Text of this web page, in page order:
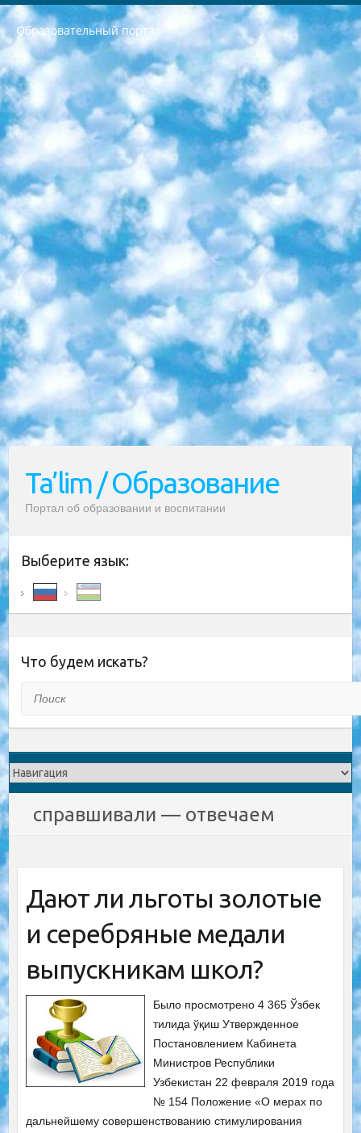
Образовательный портал
РЕСПУБЛИКА УЗБЕКИСТАН МИНИСТРЕРСТВО ДОШКОЛЬНОГО И ШКОЛЬНОГО ОБРАЗОВАНИЯ КОМАНДА в общеобразовательных учреждениях в 2023-2024 учебном году организация и проведение итоговой государственной аттестации обучающихся о Министра дошкольного и школьного образования Республики Узбекистан от 4 марта 2008 года (постановлением Минюста от 20 марта 2008 года № 1778 государственной регистрации) «Итоговое состояние учащихся общего среднего образования на основании положения об утверждении положения об аттестации общего среднего образования выпускной экзамен студентов в образовательных учреждениях в 2023-2024 учебном году В целях организации и прохождения аттестации приказываю: 1. Следующее: перечень предметов, по которым будет проводиться итоговая государственная аттестация и экзамен формы перевода согласно приложению 1; сертификаты международного образца, оценивающие уровень владения иностранными языками перечень согласно приложению 2; 2. Педагогический при специализированных образовательных учреждениях. научно-практический центр квалификации и международной оценки (Д.Давидова) 2024 г. До 25 марта: задания по предметам, по которым будет проводиться итоговая аттестация разработка и утверждение технических условий; итоговая аттестация на основании разработанного предметного задания разработка вопросов по предметам (устно и письменно), экзамен передача; общеобразовательные средние школы и специальные учебные заведения учащиеся выпускных классов школ и интернатов в агентской системе подготовка базы данных экзаменационных материалов и критериев оценки; перевод базы экзаменационных материалов на все языки обучения подать в Республиканский образовательный центр для изготовления; варианты экзаменов на основе разработанных контрольных материалов пусть будут поставлены задачи формирования. 3. Республиканский образовательный центр (Ш.Худайкулов) до 5 апреля 2024 года. до: база данных предоставленных экзаменационных материалов на все языки обучения перевод и экспертиза; для слепых, слабовидящих, глухих, слабослышащих и умственно отсталых детей учащиеся выпускных классов специализированных школ и школ-интернатов база данных экзаменационных материалов на всех преподаваемых языках подготовка критериев оценки; специализированные школы для умственно отсталых детей и технологии для учащихся выпускных классов школ-интернатов разработка соответствующих рекомендаций и критериев проведения ЕГЭ по естествознанию давать задания. 4. Педагогический при специализированных образовательных учреждениях. Научно-практический центр навыков и международной оценки (Д.Давидова), Республика образовательный центр (Худайкулов Ш.) итоговый государственный аттестационный экзамен ориентирован на творческое и логическое мышление при подготовке базы материалов учитывать введение заданий. 5. Следует отметить, что: сертификат государственного образца о знании общеобразовательного предмета и как минимум национальный уровень B1 по предметам на иностранных языках, указанным в Приложении 2. или международно признанный сертификат эквивалентного уровня студенты, изучающие определенный предмет, освобождаются от экзамена; по соответствующим предметам запланирована итоговая государственная аттестация за день до дня, путем жеребьевки Рабочей группой (в письменной форме по предметам, проводимым в форме) из числа сформированных вариантов выбрано 2 варианта; 2 выбранных варианта экзамена анонсированы на официальном сайте министерства и все выпускники по всей стране на основе этих вариантов проводит итоговую государственную аттестацию. 6. Государственное образование учащихся средних общеобразовательных учреждений. знания в соответствии с квалификационными требованиями, которые необходимо приобрести на основании стандартов итоговый (выпускной) контроль для 9 и 11 классов в целях тестирования Экзамены (далее – экзамены) состоят из предметов, перечисленных в приложении 1. будет сделано. 7. Экзамены пройдут с 26 мая по 15 июня 2024 г. (кроме науки физического воспитания). 8. Физическая для учащихся 9 классов общесредних образовательных учреждений. Экзамены по предмету «Образование, квалификация медицина» 1-6 мая 2024 года. сотрудники перевести под присмотр (с отклонениями в физическом или умственном развитии) специализированная школа для детей, школы-интернаты и со сколиозом школы-интернаты санаторного типа для больных детей исключены). 9. Он был слепым, слабовидящим и имел нарушения опорно-двигательного аппарата. экзамены в специализированных школах и интернатах для детей должны проводиться исходя из требований, предъявляемых к общеобразовательным учреждениям (физкультура кроме науки). 10. Специализированная школа для глухих и слабослышащих детей. и экзамены в интернатах и быть реализован в виде письменного теста по математике. 11. Специальность для умственно отсталых детей. Для 9 класса Родной язык и литературное письмо Государственный язык (язык обучения – узбекский). для неклассов) написано Математическое письмо Письменная/устная история Узбекистана Физическое воспитание практично Итоговый контроль Для 11 класса Написание родного языка и литературы (эссе) Математическое письмо Узбекский язык (обучение на узбекском языке) не посещающее общее среднее образование для учреждений)/Образовательное учреждение выбор письменный и устный Иностранный язык письменный/устный Письменная/устная история Узбекистана *По выбору студента:  Химия  Физика  Основы государственного права  География 10 бесплатных образовательных ресурсов - Мы составили подборку онлайн-проектов с интерактивными упражнениями, видеолекциями и статьями. Они помогут вам обрести новые и освежить старые знания бесплатно. 1. «ИНТУИТ» Старейшая образовательная площадка Рунета. Здесь вы найдёте сотни текстовых и видеокурсов на десятки различных тем — от программирования до психологии. Многие курсы подготовлены российскими университетами и крупными международными компаниями вроде Intel и Microsoft. Самостоятельное обучение бесплатное, но желающие могут оплатить услуги персональных наставников. 2. «Смартия» знакомит с актуальными профессиями и подсказывает, как им обучаться. Выбрав заинтересовавшую вас специальность — SMM-специалист, фотограф, веб-дизайнер или другую, — увидите список необходимых для неё умений. Чтобы вы могли освоить их самостоятельно, для каждого умения площадка отображает подборку ссылок на учебные материалы. Хотя «Смартия» ориентируется на русскоязычную аудиторию, часть контента всё же доступна только на английском. 3. «Лекторий Физтеха» Проект Московского физико-технического института (Физтеха). С его помощью вы можете смотреть онлайн серии лекций, записанные на видео в этом вузе. В числе доступных предметов — физика, биология, химия, информационные технологии и другие. К некоторым лекциям администрация ресурса прилагает готовые конспекты, которые можно скачивать в PDF-формате. 4. ITMOcourses Онлайн-площадка Санкт-Петербургского национального исследовательского университета информационных технологий, механики и оптики (ИТМО). Ресурс предоставляет свободный доступ к курсам, разработанным в этом вузе. Каталог материалов разбит на четыре категории: «Оптические системы и технологии», «Приборостроение и робототехника», «Информационные технологии» и «Биотехнологии». Курсы состоят из видеолекций, интерактивных демонстраций и заданий. 5. «КиберЛенинка» Электронная научная библиотека открытого доступа. Каталог площадки регулярно обрастает текстами статей из различных научных изданий. Сгруппированные по журналам и рубрикам публикации можно читать онлайн или скачивать целиком в PDF-формате. Проект нацелен на популяризацию науки за счёт открытого доступа к качественной информации. 6. «ПостНаука» На этом ресурсе публикуют подборки видеолекций, составленные экспертами из разных отраслей и объединённые общими темами. Среди них, к примеру, есть серии «Биоинформатика и геномика», «Культура средневековой Скандинавии» и Cinema Studies о теории кино. Каждая подборка лекций — логически связанная история, рассказанная экспертом от первого лица. Кроме того, на сайте появляются научно-образовательные статьи и тесты на разные темы. 7. «Newочём» Команда проекта «Newочём» отбирает самые интересные тексты из англоязычных СМИ и переводит те из них, за которые голосуют участники сообщества «ВКонтакте». По большей части это научно-популярные статьи. Редакторы придумывают лишь заголовки, в остальном содержание переводов соответствует оригиналам. Полные тексты можно читать прямо в социальной сети. 8. InternetUrok Онлайн-база материалов по основным дисциплинам школьной программы. Информация на сайте структурирована по классам, предметам и темам (урокам). Каждый урок состоит из видеолекций и конспектов. Есть также интерактивные тренажёры и тесты для закрепления пройденного материала. Даже если вы давно окончили школу, возможность повторить программу старших классов всегда может пригодиться. 9. Edutainme Ещё один ресурс об образовании. В отличие от Newtonew, как мне кажется, Edutainme больше ориентируется на представителей индустрии: педагогов, предпринимателей, разработчиков образовательных проектов. Но и любой, кто просто стремится к саморазвитию, найдёт на сайте много полезного и интересного для себя. Например, информацию о новых курсах и образовательных сервисах. 10. Newtonew Онлайн-медиа об образовании и обучении в широком смысле. Авторы Newtonew пишут об инструментах, заведениях, тактиках и стратегиях, которые помогают учить других и получать новые знания самостоятельно. На этой площадке вы найдёте новости, обзоры, аналитические мат
Ta’lim / Образование
Портал об образовании и воспитании
Выберите язык:
Что будем искать?
справшивали — отвечаем
Дают ли льготы золотые
и серебряные медали
выпускникам школ?
Было просмотрено 4 365 Ўзбек
тилида ўқиш Утвержденное
Постановлением Кабинета
Министров Республики
Узбекистан 22 февраля 2019 года
№ 154 Положение «О мерах по
дальнейшему совершенствованию стимулирования